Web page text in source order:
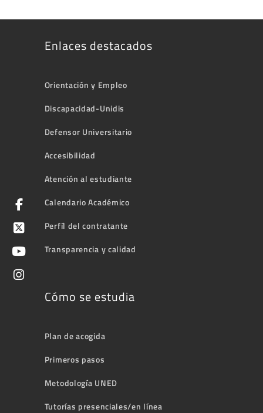
Enlaces destacados
Orientación y Empleo
Discapacidad-Unidis
Defensor Universitario
Accesibilidad
Atención al estudiante
Calendario Académico
Perfíl del contratante
Transparencia y calidad
Cómo se estudia
Plan de acogida
Primeros pasos
Metodología UNED
Tutorías presenciales/en línea